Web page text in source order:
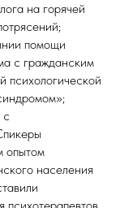
на горячей
помощи
с гражданским
психологической
с
опытом
населения